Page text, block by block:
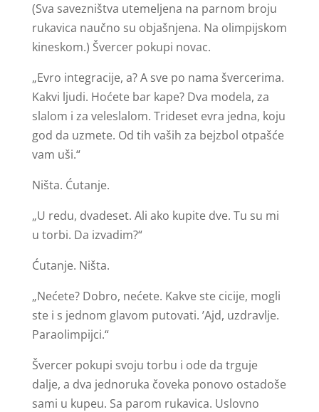
(Sva savezništva utemeljena na parnom broju
rukavica naučno su objašnjena. Na olimpijskom
kineskom.) Švercer pokupi novac.
„Evro integracije, a? A sve po nama švercerima.
Kakvi ljudi. Hoćete bar kape? Dva modela, za
slalom i za veleslalom. Trideset evra jedna, koju
god da uzmete. Od tih vaših za bejzbol otpašće
vam uši.“
Ništa. Ćutanje.
„U redu, dvadeset. Ali ako kupite dve. Tu su mi
u torbi. Da izvadim?“
Ćutanje. Ništa.
„Nećete? Dobro, nećete. Kakve ste cicije, mogli
ste i s jednom glavom putovati. ’Ajd, uzdravlje.
Paraolimpijci.“
Švercer pokupi svoju torbu i ode da trguje
dalje, a dva jednoruka čoveka ponovo ostadoše
sami u kupeu. Sa parom rukavica. Uslovno